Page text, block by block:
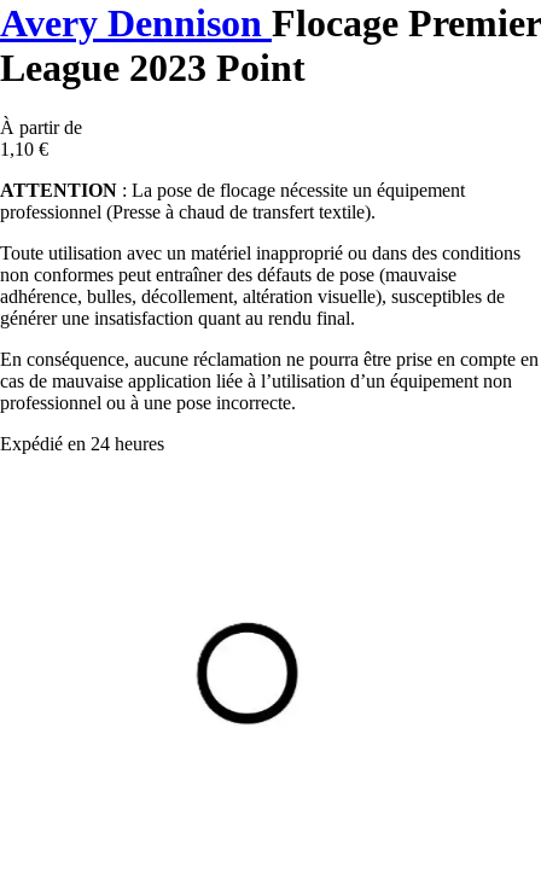
Avery Dennison Flocage Premier
League 2023 Point
À partir de
1,10 €
ATTENTION : La pose de flocage nécessite un équipement
professionnel (Presse à chaud de transfert textile).
Toute utilisation avec un matériel inapproprié ou dans des conditions
non conformes peut entraîner des défauts de pose (mauvaise
adhérence, bulles, décollement, altération visuelle), susceptibles de
générer une insatisfaction quant au rendu final.
En conséquence, aucune réclamation ne pourra être prise en compte en
cas de mauvaise application liée à l’utilisation d’un équipement non
professionnel ou à une pose incorrecte.
Expédié en 24 heures